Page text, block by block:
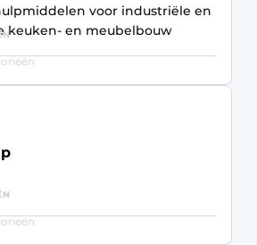
voor industriële en
keuken- en meubelbouw